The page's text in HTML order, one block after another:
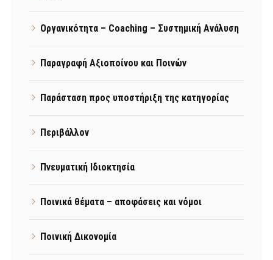
Οργανικότητα – Coaching – Συστημική Ανάλυση
Παραγραφή Αξιοποίνου και Ποινών
Παράσταση προς υποστήριξη της κατηγορίας
Περιβάλλον
Πνευματική Ιδιοκτησία
Ποινικά θέματα – αποφάσεις και νόμοι
Ποινική Δικονομία